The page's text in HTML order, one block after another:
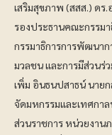
เสริมสุขภาพ (สสส.) ดร
รองประธานคณะกรรม
กรรมาธิการการพัฒนาก
มวลชน และการมีส่วน
เพิ่ม อินธนปสาธน์ นายก
จัดมหกรรมและเทศกา
ส่วนราชการ หน่วยงาน